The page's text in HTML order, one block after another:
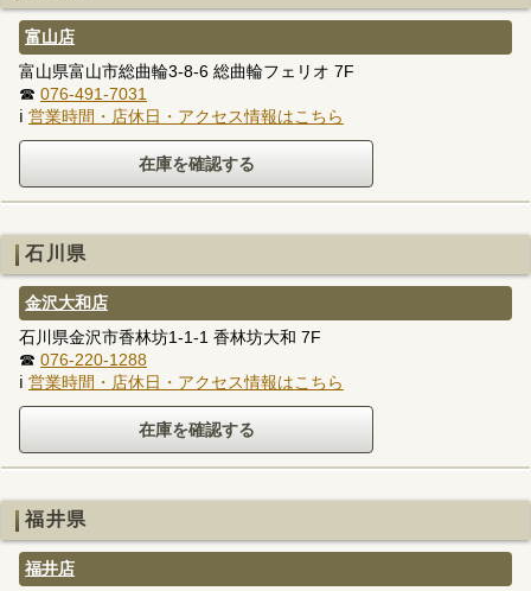
富山店
富山県富山市総曲輪3-8-6 総曲輪フェリオ 7F
☎ 076-491-7031
ℹ 営業時間・店休日・アクセス情報はこちら
石川県
金沢大和店
石川県金沢市香林坊1-1-1 香林坊大和 7F
☎ 076-220-1288
ℹ 営業時間・店休日・アクセス情報はこちら
福井県
福井店